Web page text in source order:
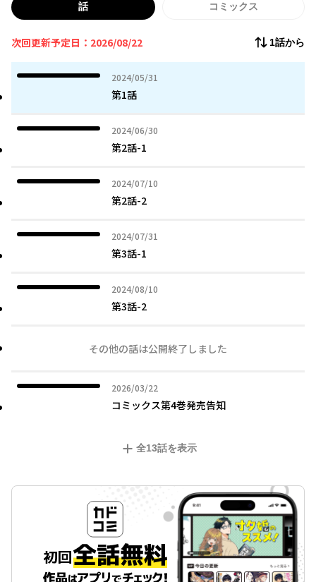
話 コミックス
次回更新予定日：2026/08/22 1話から
2024/05/31
2024年05月31日
第1話
2024/06/30
2024年06月30日
第2話-1
2024/07/10
2024年07月10日
第2話-2
2024/07/31
2024年07月31日
第3話-1
2024/08/10
2024年08月10日
第3話-2
その他の話は公開終了しました
2026/03/22
2026年03月22日
コミックス第4巻発売告知
全13話を表示